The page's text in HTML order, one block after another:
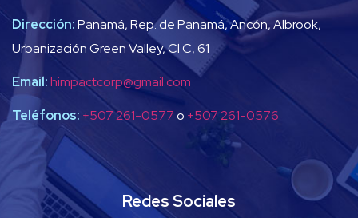
Dirección:Panamá, Rep. de Panamá, Ancón, Albrook,
Urbanización Green Valley, Cl C, 61
Email:himpactcorp@gmail.com
Teléfonos: +507 261-0577o +507 261-0576
Redes Sociales